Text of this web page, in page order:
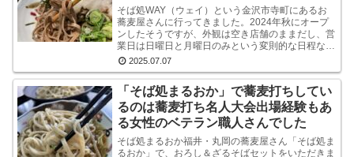
そば処WAY（ウェイ）という金沢市寺町にあるお
蕎麦屋さんに行ってきました。2024年秋にオープ
ンしたそうですが、外観は空き店舗のままだし、営
業日は日曜日と月曜日のみという変則的な日程なの
で、まだ認知度はそれほど高くないようです。しか
し、店内...
2025.07.07
「そば処まるおか」で蕎麦打ちしてい
るのは蕎麦打ち名人大会出場経験もあ
る女性のベテラン職人さんでした
そば処まるおか福井・丸岡の蕎麦屋さん「そば処ま
るおか」で、おろし＆ざるそばセットをいただきま